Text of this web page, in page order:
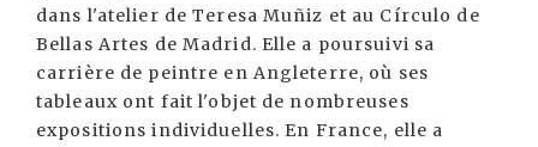
dans l'atelier de Teresa Muñiz et au Círculo de
Bellas Artes de Madrid. Elle a poursuivi sa
carrière de peintre en Angleterre, où ses
tableaux ont fait l'objet de nombreuses
expositions individuelles. En France, elle a